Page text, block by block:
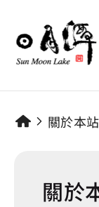
關於本站
關於